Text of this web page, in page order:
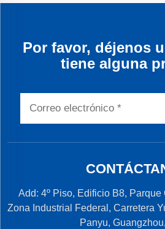
Por favor, déjenos
tiene alguna
Add: 4º Piso, Edificio B8,
Zona Industrial Federal, Carretera
Panyu,